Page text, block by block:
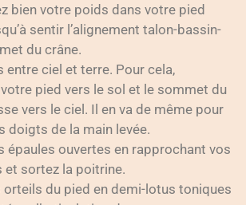
bien votre poids dans votre pied
sentir l’alignement talon-bassin-
du crâne.
entre ciel et terre. Pour cela,
pied vers le sol et le sommet du
vers le ciel. Il en va de même pour
doigts de la main levée.
épaules ouvertes en rapprochant vos
et sortez la poitrine.
orteils du pied en demi-lotus toniques